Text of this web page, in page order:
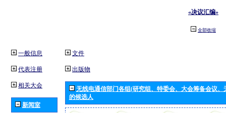
«决议汇编»
全部收缩
一般信息
代表注册
相关大会
新闻室
文件
出版物
无线电通信部门各组(研究组、特委会、大会筹备会议
的候选人